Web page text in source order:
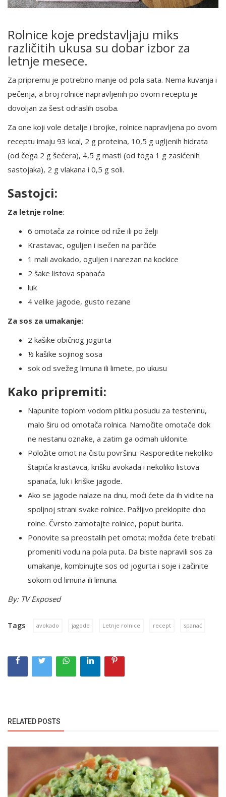
Rolnice koje predstavljaju miks
različitih ukusa su dobar izbor za
letnje mesece.
Za pripremu je potrebno manje od pola sata. Nema kuvanja i
pečenja, a broj rolnice napravljenih po ovom receptu je
dovoljan za šest odraslih osoba.
Za one koji vole detalje i brojke, rolnice napravljena po ovom
receptu imaju 93 kcal, 2 g proteina, 10,5 g ugljenih hidrata
(od čega 2 g šećera), 4,5 g masti (od toga 1 g zasićenih
sastojaka), 2 g vlakana i 0,5 g soli.
Sastojci:
Za letnje rolne:
6 omotača za rolnice od riže ili po želji
Krastavac, oguljen i isečen na parčiće
1 mali avokado, oguljen i narezan na kockice
2 šake listova spanaća
luk
4 velike jagode, gusto rezane
Za sos za umakanje:
2 kašike običnog jogurta
½ kašike sojinog sosa
sok od svežeg limuna ili limete, po ukusu
Kako pripremiti:
Napunite toplom vodom plitku posudu za testeninu,
malo širu od omotača rolnica. Namočite omotače dok
ne nestanu oznake, a zatim ga odmah uklonite.
Položite omot na čistu površinu. Rasporedite nekoliko
štapića krastavca, krišku avokada i nekoliko listova
spanaća, luk i kriške jagode.
Ako se jagode nalaze na dnu, moći ćete da ih vidite na
spoljnoj strani svake rolnice. Pažljivo preklopite dno
rolne. Čvrsto zamotajte rolnice, poput burita.
Ponovite sa preostalih pet omota; možda ćete trebati
promeniti vodu na pola puta. Da biste napravili sos za
umakanje, kombinujte sos od jogurta i soje i začinite
sokom od limuna ili limuna.
By: TV Exposed
Tags avokado jagode Letnje rolnice recept spanać
RELATED POSTS